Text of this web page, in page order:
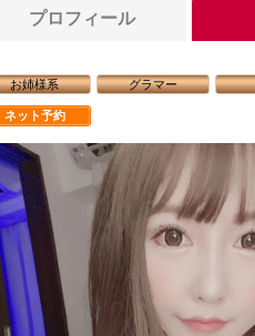
プロフィール
お姉様系 グラマー
ネット予約